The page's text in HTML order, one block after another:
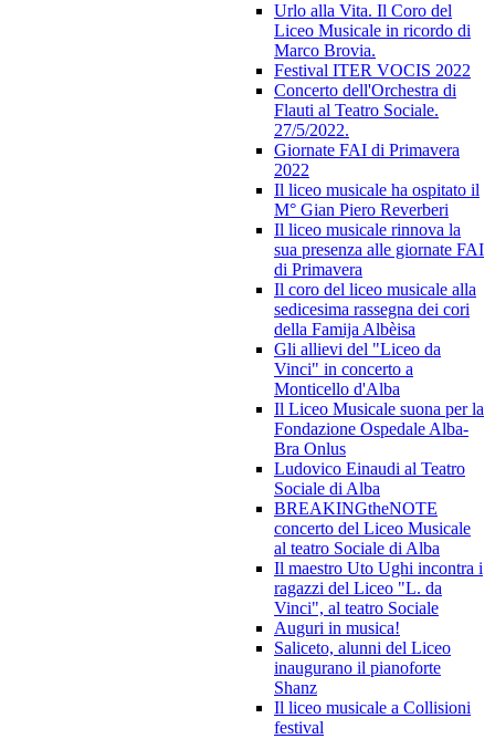
Urlo alla Vita. Il Coro del
Liceo Musicale in ricordo di
Marco Brovia.
Festival ITER VOCIS 2022
Concerto dell'Orchestra di
Flauti al Teatro Sociale.
27/5/2022.
Giornate FAI di Primavera
2022
Il liceo musicale ha ospitato il
M° Gian Piero Reverberi
Il liceo musicale rinnova la
sua presenza alle giornate FAI
di Primavera
Il coro del liceo musicale alla
sedicesima rassegna dei cori
della Famija Albèisa
Gli allievi del "Liceo da
Vinci" in concerto a
Monticello d'Alba
Il Liceo Musicale suona per la
Fondazione Ospedale Alba-
Bra Onlus
Ludovico Einaudi al Teatro
Sociale di Alba
BREAKINGtheNOTE
concerto del Liceo Musicale
al teatro Sociale di Alba
Il maestro Uto Ughi incontra i
ragazzi del Liceo "L. da
Vinci", al teatro Sociale
Auguri in musica!
Saliceto, alunni del Liceo
inaugurano il pianoforte
Shanz
Il liceo musicale a Collisioni
festival